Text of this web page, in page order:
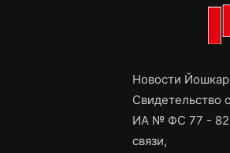
Новости
Свидетельство
ИА № ФС 77 -
связи,